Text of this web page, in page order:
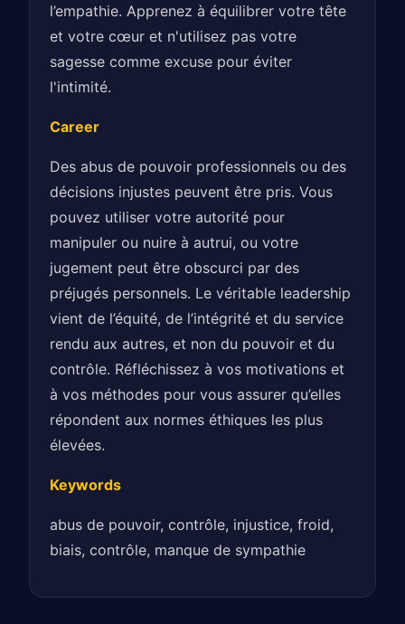
l’empathie. Apprenez à équilibrer votre tête
et votre cœur et n'utilisez pas votre
sagesse comme excuse pour éviter
l'intimité.
Career
Des abus de pouvoir professionnels ou des
décisions injustes peuvent être pris. Vous
pouvez utiliser votre autorité pour
manipuler ou nuire à autrui, ou votre
jugement peut être obscurci par des
préjugés personnels. Le véritable leadership
vient de l’équité, de l’intégrité et du service
rendu aux autres, et non du pouvoir et du
contrôle. Réfléchissez à vos motivations et
à vos méthodes pour vous assurer qu’elles
répondent aux normes éthiques les plus
élevées.
Keywords
abus de pouvoir, contrôle, injustice, froid,
biais, contrôle, manque de sympathie